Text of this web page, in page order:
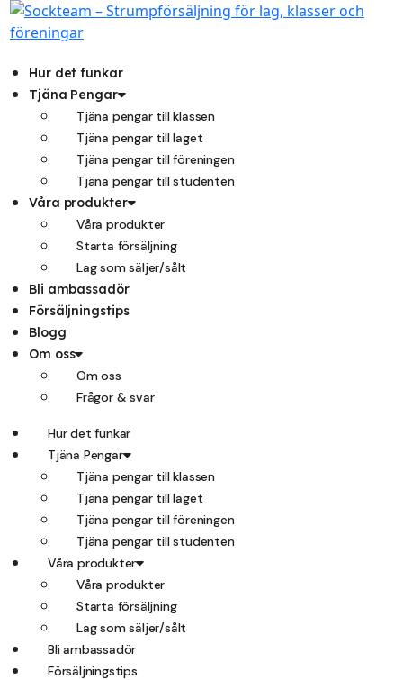
Hoppa
till
Hur det funkar
Tjäna Pengar
Tjäna pengar till klassen
Tjäna pengar till laget
Tjäna pengar till föreningen
Tjäna pengar till studenten
Våra produkter
Våra produkter
Starta försäljning
Lag som säljer/sålt
Bli ambassadör
Försäljningstips
Blogg
Om oss
Om oss
Frågor & svar
Hur det funkar
Tjäna Pengar
Tjäna pengar till klassen
Tjäna pengar till laget
Tjäna pengar till föreningen
Tjäna pengar till studenten
Våra produkter
Våra produkter
Starta försäljning
Lag som säljer/sålt
Bli ambassadör
Försäljningstips